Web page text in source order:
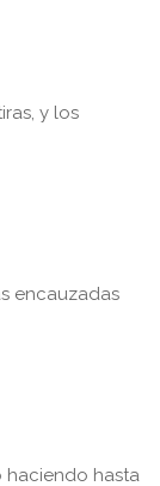
y los
encauzadas
haciendo hasta